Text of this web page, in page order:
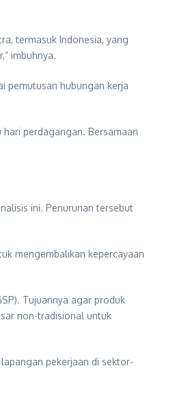
termasuk Indonesia, yang
imbuhnya.
pemutusan hubungan kerja
perdagangan. Bersamaan
ini. Penurunan tersebut
mengembalikan kepercayaan
Tujuannya agar produk
non-tradisional untuk
pekerjaan di sektor-